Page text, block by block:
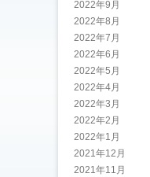
2022年9月
2022年8月
2022年7月
2022年6月
2022年5月
2022年4月
2022年3月
2022年2月
2022年1月
2021年12月
2021年11月